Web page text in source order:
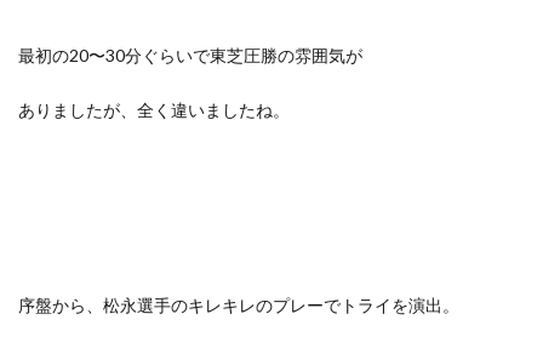
最初の20〜30分ぐらいで東芝圧勝の雰囲気が
ありましたが、全く違いましたね。
序盤から、松永選手のキレキレのプレーでトライを演出。